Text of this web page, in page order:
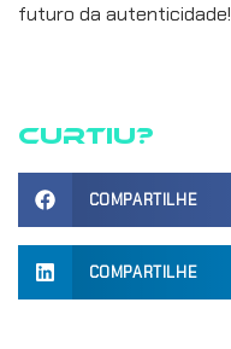
futuro da autenticidade!
Curtiu?
COMPARTILHE
COMPARTILHE